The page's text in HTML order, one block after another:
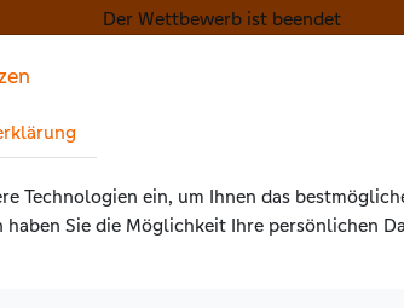
Der Wettbewerb ist beendet
springen
springen
Technologien ein, um Ihnen das
Sie die Möglichkeit Ihre persönlichen